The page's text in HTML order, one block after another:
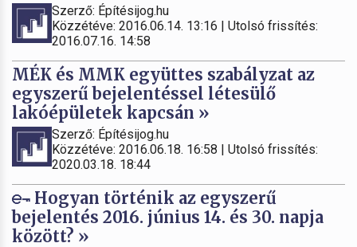
Szerző: Építésijog.hu
Közzétéve: 2016.06.14. 13:16 | Utolsó frissítés:
2016.07.16. 14:58
MÉK és MMK együttes szabályzat az
egyszerű bejelentéssel létesülő
lakóépületek kapcsán »
Szerző: Építésijog.hu
Közzétéve: 2016.06.18. 16:58 | Utolsó frissítés:
2020.03.18. 18:44
Hogyan történik az egyszerű
bejelentés 2016. június 14. és 30. napja
között? »